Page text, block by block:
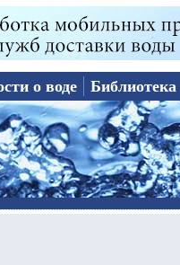
о воде Библиотека